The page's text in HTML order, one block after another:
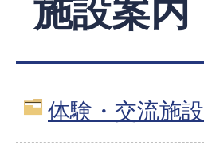
施設案内
体験・交流施設